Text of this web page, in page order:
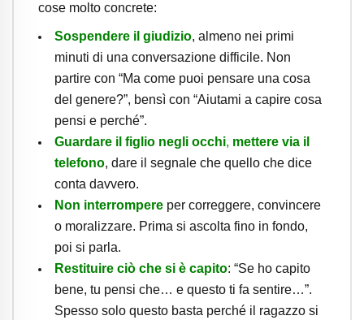
cose molto concrete:
Sospendere il giudizio, almeno nei primi
minuti di una conversazione difficile. Non
partire con “Ma come puoi pensare una cosa
del genere?”, bensì con “Aiutami a capire cosa
pensi e perché”.
Guardare il figlio negli occhi, mettere via il
telefono, dare il segnale che quello che dice
conta davvero.
Non interrompere per correggere, convincere
o moralizzare. Prima si ascolta fino in fondo,
poi si parla.
Restituire ciò che si è capito: “Se ho capito
bene, tu pensi che… e questo ti fa sentire…”.
Spesso solo questo basta perché il ragazzo si